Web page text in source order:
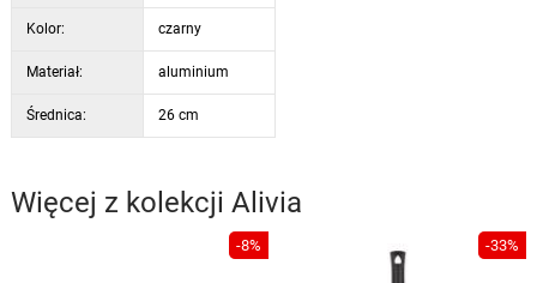
Kolor: czarny
Materiał: aluminium
Średnica: 26 cm
Więcej z kolekcji Alivia
-8% -33%